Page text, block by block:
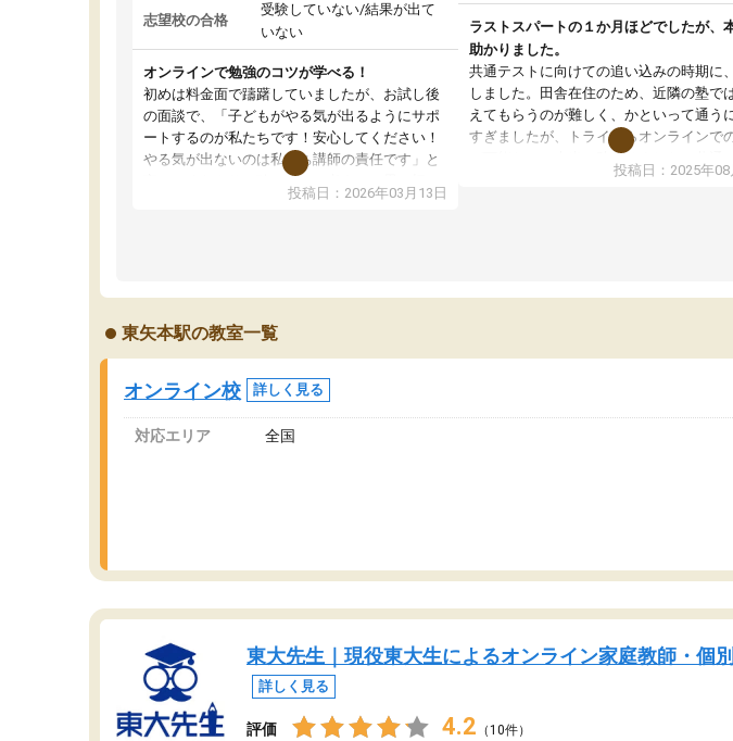
志望校の合格
受験していない/結果が出て
いない
オンラインで勉強のコツが学べる！
初めは料金面で躊躇していましたが、お試し後
の面談で、「子どもがやる気が出るようにサポ
ートするのが私たちです！安心してください！
やる気が出ないのは私たち講師の責任です」と
言ってくださり、確かに！と考えて、思い切っ
て入塾しました。英語が苦手だったんですが、
い通り、少しずつ成績も上がり、苦手意識も無
くなってきたので、さらに苦手な数学も追加で
お願いしました。来年の高校受験に向けて頑張
っています。
投稿日：2026年03月13日
ラストスパートの１か月ほどでしたが、
助かりました。
共通テストに向けての追い込みの時期に
しました。田舎在住のため、近隣の塾で
えてもらうのが難しく、かといって通う
すぎましたが、トライならオンラインで
が可能なので本当に助かりました。共通
の内容重視でしたが、娘がわからないと
投稿日：2025年08
東矢本駅の教室一覧
オンライン校 詳しく見る
対応エリア 全国
東大先生｜現役東大生によるオンライン家庭教師・個
詳しく見る
評価 4.2 （10件）